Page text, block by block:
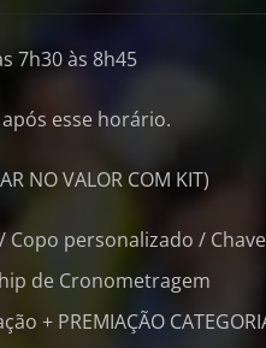
7h30 às 8h45
esse horário.
NO VALOR COM KIT)
Copo personalizado /
de Cronometragem
+ PREMIAÇÃO